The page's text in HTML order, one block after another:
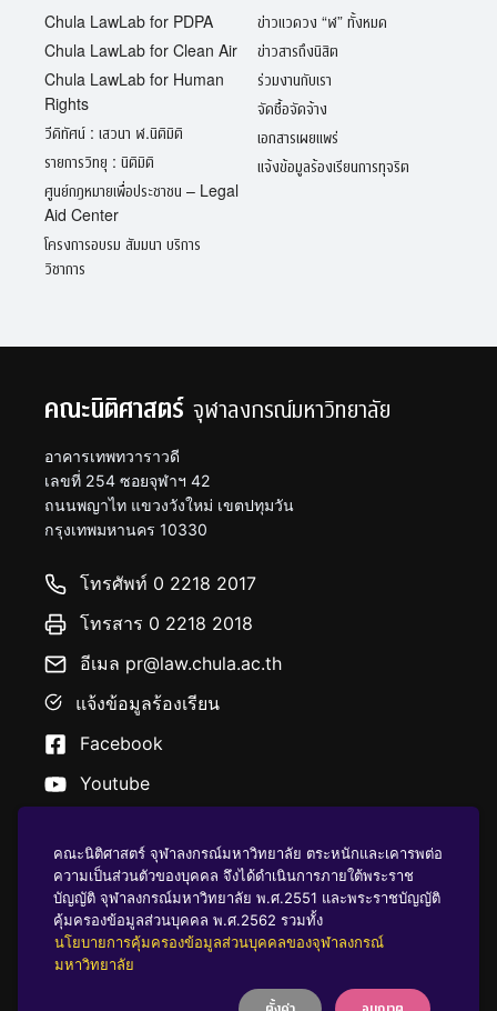
Chula LawLab for PDPA
Chula LawLab for Clean Air
Chula LawLab for Human
Rights
วีดิทัศน์ : เสวนา ฬ.นิติมิติ
รายการวิทยุ : นิติมิติ
ศูนย์กฎหมายเพื่อประชาชน – Legal
Aid Center
โครงการอบรม สัมมนา บริการ
วิชาการ
ข่าวแวดวง “ฬ” ทั้งหมด
ข่าวสารถึงนิสิต
ร่วมงานกับเรา
จัดซื้อจัดจ้าง
เอกสารเผยแพร่
แจ้งข้อมูลร้องเรียนการทุจริต
คณะนิติศาสตร์ จุฬาลงกรณ์มหาวิทยาลัย
อาคารเทพทวาราวดี
เลขที่ 254 ซอยจุฬาฯ 42
ถนนพญาไท แขวงวังใหม่ เขตปทุมวัน
กรุงเทพมหานคร 10330
โทรศัพท์ 0 2218 2017
โทรสาร 0 2218 2018
อีเมล pr@law.chula.ac.th
แจ้งข้อมูลร้องเรียน
Facebook
Youtube
นโยบายคุ้มครองข้อมูลส่วนบุคคล
คณะนิติศาสตร์ จุฬาลงกรณ์มหาวิทยาลัย ตระหนักและเคารพต่อ
ความเป็นส่วนตัวของบุคคล จึงได้ดำเนินการภายใต้พระราช
บัญญัติ จุฬาลงกรณ์มหาวิทยาลัย พ.ศ.2551 และพระราชบัญญัติ
คุ้มครองข้อมูลส่วนบุคคล พ.ศ.2562 รวมทั้ง
นโยบายการคุ้มครองข้อมูลส่วนบุคคลของจุฬาลงกรณ์
มหาวิทยาลัย